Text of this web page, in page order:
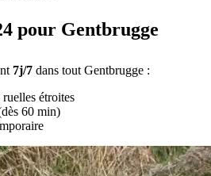
pour Gentbrugge
7j/7 dans tout Gentbrugge :
étroites
60 min)